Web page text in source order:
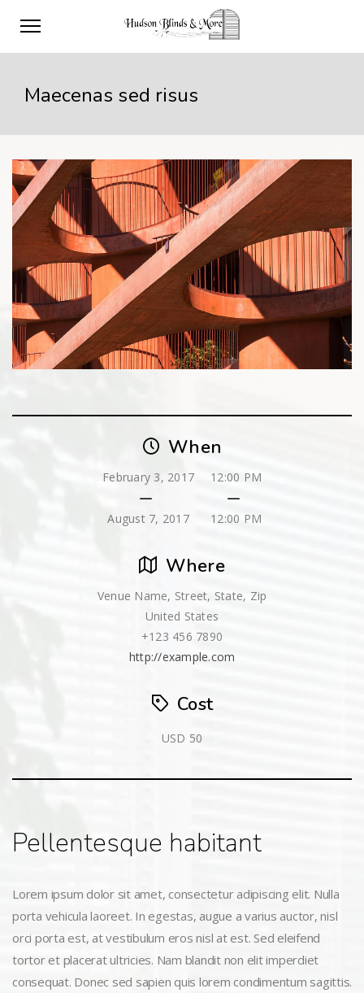
Maecenas sed risus
When
February 3, 2017
August 7, 2017
12:00 PM
12:00 PM
Where
Venue Name, Street, State, Zip
United States
+123 456 7890
http://example.com
Cost
USD 50
Pellentesque habitant
Lorem ipsum dolor sit amet, consectetur adipiscing elit. Nulla
porta vehicula laoreet. In egestas, augue a varius auctor, nisl
orci porta est, at vestibulum eros nisl at est. Sed eleifend
tortor et placerat ultricies. Nam blandit non elit imperdiet
consequat. Donec sed sapien quis lorem condimentum sagittis.